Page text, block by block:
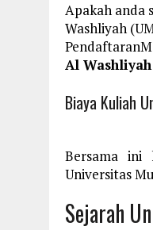
Apakah anda
Washliyah
Al
Biaya Kuliah
Bersama ini
Universitas
Sejarah